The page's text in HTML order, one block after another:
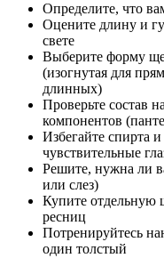
Определите, что
Оцените длину и
свете
Выберите форму
(изогнутая для
длинных)
Проверьте состав
компонентов
Избегайте спирта
чувствительные
Решите, нужна ли
или слез)
Купите отдельную
ресниц
Потренируйтесь
один толстый